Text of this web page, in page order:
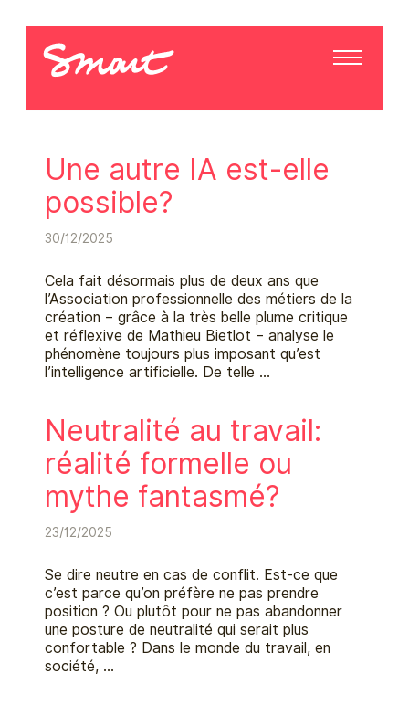
Une autre IA est-elle
possible?
30/12/2025
Cela fait désormais plus de deux ans que
l’Association professionnelle des métiers de la
création – grâce à la très belle plume critique
et réflexive de Mathieu Bietlot – analyse le
phénomène toujours plus imposant qu’est
l’intelligence artificielle. De telle …
Neutralité au travail:
réalité formelle ou
mythe fantasmé?
23/12/2025
Se dire neutre en cas de conflit. Est-ce que
c’est parce qu’on préfère ne pas prendre
position ? Ou plutôt pour ne pas abandonner
une posture de neutralité qui serait plus
confortable ? Dans le monde du travail, en
société, …